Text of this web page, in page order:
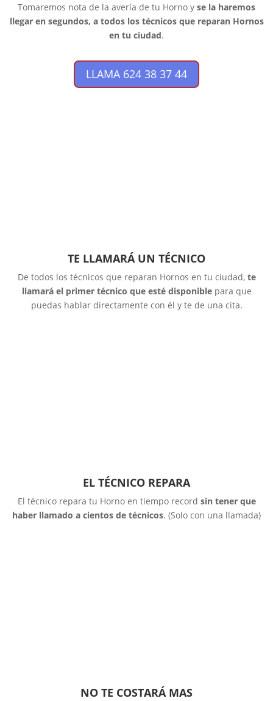
Tomaremos nota de la avería de tu Horno y se la haremos
llegar en segundos, a todos los técnicos que reparan Hornos
en tu ciudad.
LLAMA 624 38 37 44
TE LLAMARÁ UN TÉCNICO
De todos los técnicos que reparan Hornos en tu ciudad, te
llamará el primer técnico que esté disponiblepara que
puedas hablar directamente con él y te de una cita.
EL TÉCNICO REPARA
El técnico repara tu Horno en tiempo record sin tener que
haber llamado a cientos de técnicos. (Solo con una llamada)
NO TE COSTARÁ MAS